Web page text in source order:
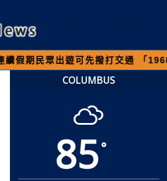
先撥打交通 「1968」客服專線
COLUMBUS
85°